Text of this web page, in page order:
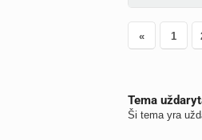
« 1
Tema
Ši tema yra